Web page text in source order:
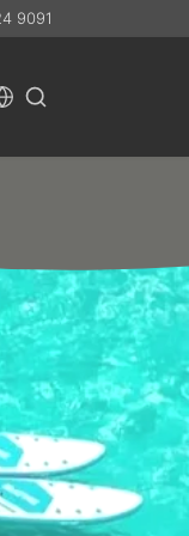
9091